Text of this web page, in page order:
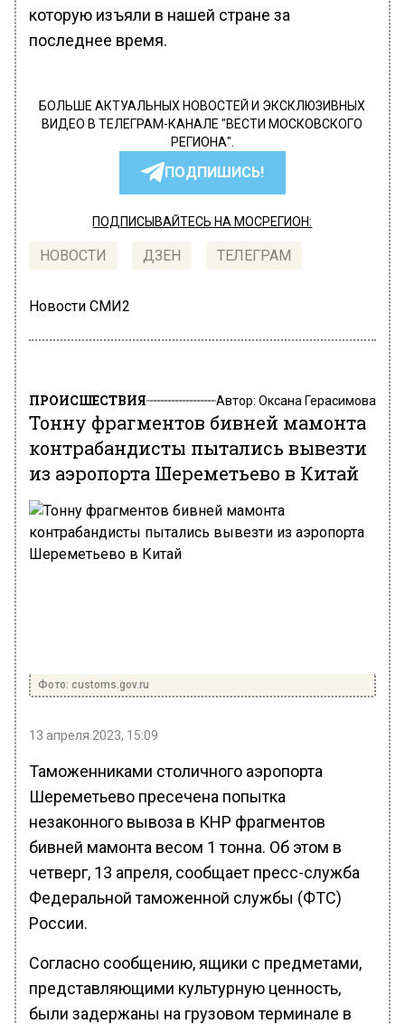
которую изъяли в нашей стране за
последнее время.
БОЛЬШЕ АКТУАЛЬНЫХ НОВОСТЕЙ И ЭКСКЛЮЗИВНЫХ
ВИДЕО В ТЕЛЕГРАМ-КАНАЛЕ "ВЕСТИ МОСКОВСКОГО
РЕГИОНА".
ПОДПИШИСЬ!
ПОДПИСЫВАЙТЕСЬ НА МОСРЕГИОН:
НОВОСТИ ДЗЕН ТЕЛЕГРАМ
Новости СМИ2
ПРОИСШЕСТВИЯ Автор: Оксана Герасимова
Тонну фрагментов бивней мамонта
контрабандисты пытались вывезти
из аэропорта Шереметьево в Китай
Фото: customs.gov.ru
13 апреля 2023, 15:09
Таможенниками столичного аэропорта
Шереметьево пресечена попытка
незаконного вывоза в КНР фрагментов
бивней мамонта весом 1 тонна. Об этом в
четверг, 13 апреля, сообщает пресс-служба
Федеральной таможенной службы (ФТС)
России.
Согласно сообщению, ящики с предметами,
представляющими культурную ценность,
были задержаны на грузовом терминале в